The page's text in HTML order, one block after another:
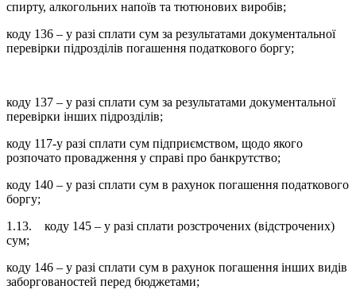
спирту, алкогольних напоїв та тютюнових виробів;
коду 136 – у разі сплати сум за результатами документальної
перевірки підрозділів погашення податкового боргу;
коду 137 – у разі сплати сум за результатами документальної
перевірки інших підрозділів;
коду 117-у разі сплати сум підприємством, щодо якого
розпочато провадження у справі про банкрутство;
коду 140 – у разі сплати сум в рахунок погашення податкового
боргу;
1.13. коду 145 – у разі сплати розстрочених (відстрочених)
сум;
коду 146 – у разі сплати сум в рахунок погашення інших видів
заборгованостей перед бюджетами;